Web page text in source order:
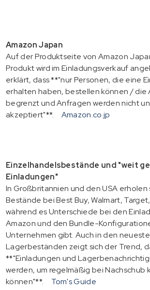
Amazon Japan
Auf der Produktseite von Amazon
Produkt wird im Einladungsverkauf
erklärt, dass **"nur Personen, die eine
erhalten haben, bestellen können / die
begrenzt und Anfragen werden nicht
akzeptiert"**.
Amazon.co.jp
Einzelhandelsbestände und "weit
Einladungen"
In Großbritannien und den USA erholen
Bestände bei Best Buy, Walmart, Target,
während es Unterschiede bei den
Amazon und den Bundle-
Unternehmen gibt. Auch in den
Lagerbeständen zeigt sich der Trend,
**"Einladungen und
werden, um regelmäßig bei Nachschub
können"**.
Tom's Guide